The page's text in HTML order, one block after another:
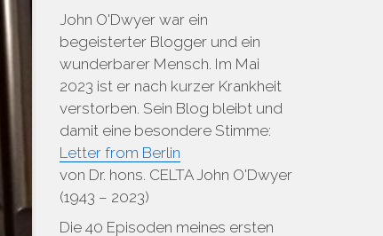
John O'Dwyer war ein
begeisterter Blogger und ein
wunderbarer Mensch. Im Mai
2023 ist er nach kurzer Krankheit
verstorben. Sein Blog bleibt und
damit eine besondere Stimme:
Letter from Berlin
von Dr. hons. CELTA John O'Dwyer
(1943 – 2023)
Die 40 Episoden meines ersten